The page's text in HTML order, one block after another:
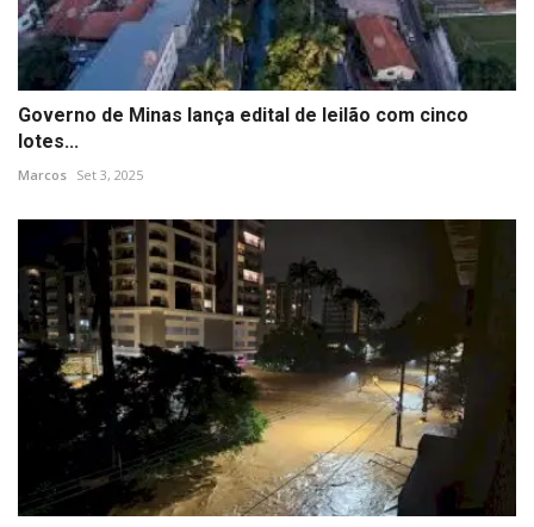
Governo de Minas lança edital de leilão com cinco
lotes...
Marcos Set 3, 2025